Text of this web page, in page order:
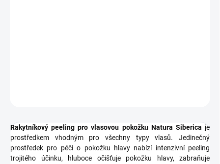
Rakytníkový peeling pro vlasovou pokožku Natura Siberica je
prostředkem vhodným pro všechny typy vlasů. Jedinečný
prostředek pro péči o pokožku hlavy nabízí intenzivní peeling
trojitého účinku, hluboce očišťuje pokožku hlavy, zabraňuje